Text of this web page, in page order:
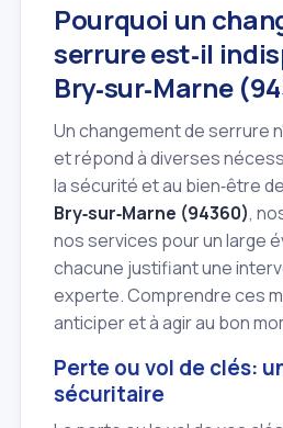
Pourquoi un
serrure est‑il
Bry‑sur‑Marne
Un changement de serrure
et répond à diverses
la sécurité et au bien‑être
Bry‑sur‑Marne (94360),
nos services pour un large
chacune justifiant une
experte. Comprendre ces
anticiper et à agir au bon
Perte ou vol de clés:
sécuritaire